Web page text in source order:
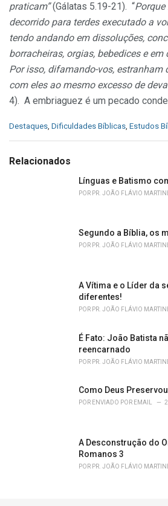
praticam”(Gálatas 5.19-21). “
decorrido para terdes executado a
tendo andando em dissoluções,
borracheiras, orgias, bebedices e
Por isso, difamando-vos, estranham
com eles ao mesmo excesso de
4). A embriaguez é um pecado
C
e
Destaques, Dificuldades Bíblicas, Estudos
Relacionados
Línguas e Batismo
POR PR. JOÃO FLÁVIO
Segundo a Bíblia, os
POR PR. JOÃO FLÁVIO
A Vítima e o Líder da
diferentes!
POR PR. JOÃO FLÁVIO
É Fato: João Batista
reencarnado
POR PR. JOÃO FLÁVIO
Como Deus
POR ENVIADO POR EMAIL
A Desconstrução do
Romanos 3
POR PR. JOÃO FLÁVIO